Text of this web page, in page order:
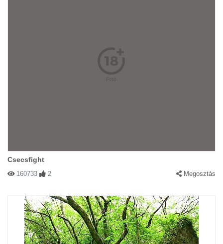
Csecsfight
160733 2 Megosztás